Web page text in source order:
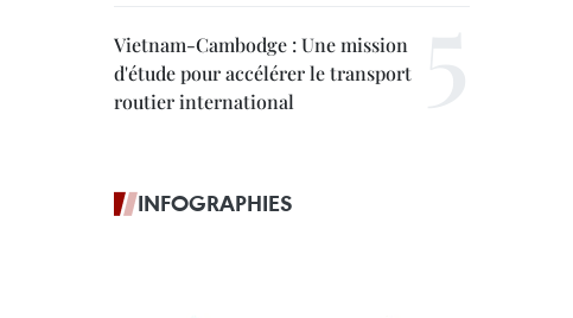
Vietnam-Cambodge : Une mission
d'étude pour accélérer le transport
routier international
INFOGRAPHIES